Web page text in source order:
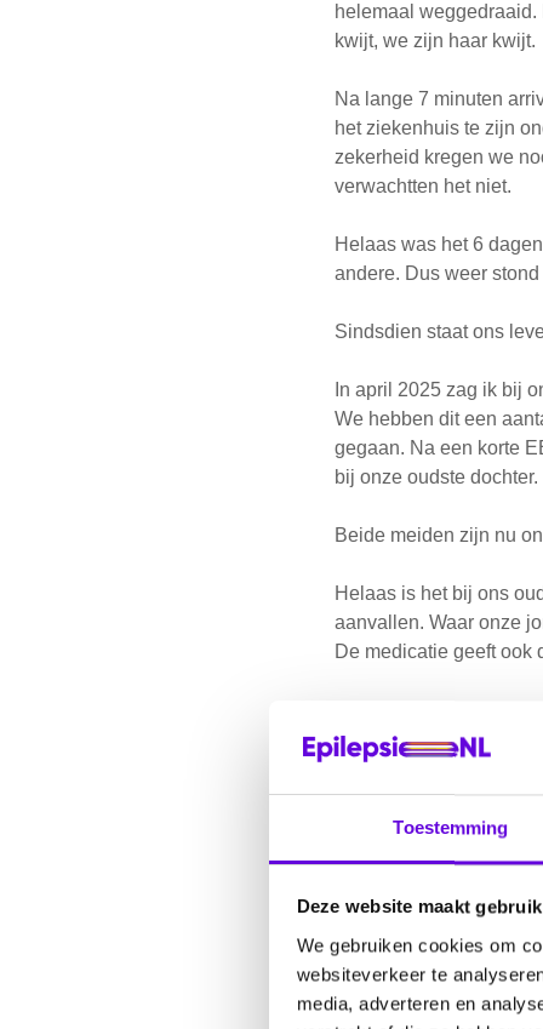
Toestemming
Deze website maakt
We gebruiken cookies om
websiteverkeer te
media, adverteren en
helemaal
kwijt, we zijn haar kwijt.
Na lange 7 minuten
het ziekenhuis te zijn
zekerheid kregen we
verwachtten het niet.
Helaas was het 6
andere. Dus weer
Sindsdien staat ons
In april 2025 zag ik bij
We hebben dit een
gegaan. Na een korte
bij onze oudste dochter.
Beide meiden zijn nu
Helaas is het bij ons
aanvallen. Waar onze
De medicatie geeft
zo’n zware aanval.
Beide meiden zijn
verboden woord. Onze
ook niet meer….
Elke geluidje, gebonk
vroege ochtenden zijn.